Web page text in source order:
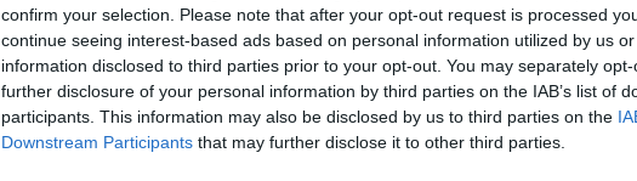
confirm your selection. Please note that after your opt-out request is processed
continue seeing interest-based ads based on personal information utilized by us
information disclosed to third parties prior to your opt-out. You may separately
further disclosure of your personal information by third parties on the IAB’s list of
participants. This information may also be disclosed by us to third parties on the
Downstream Participants that may further disclose it to other third parties.